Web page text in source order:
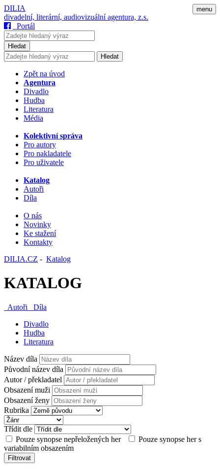
menu
DILIA
divadelní, literární, audiovizuální agentura, z.s.
Portál
Hledat
Hledat
Zpět na úvod
Agentura
Divadlo
Hudba
Literatura
Média
Kolektivní správa
Pro autory
Pro nakladatele
Pro uživatele
Katalog
Autoři
Díla
O nás
Novinky
Ke stažení
Kontakty
DILIA.CZ - Katalog
KATALOG
Autoři
Díla
Divadlo
Hudba
Literatura
Název díla
Původní název díla
Autor / překladatel
Obsazení muži
Obsazení ženy
Rubrika
Třídit dle
Pouze synopse nepřeložených her
Pouze synopse her s
variabilním obsazením
Filtrovat